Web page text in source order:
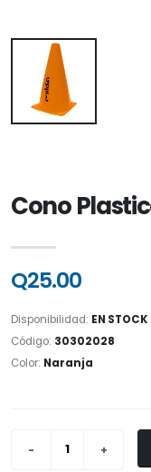
Cono
Q25.00
Disponibilidad: EN STOCK
Código: 30302028
Color: Naranja